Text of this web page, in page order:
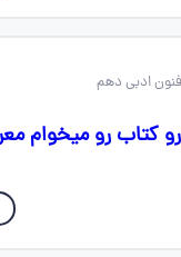
کتاب رو میخوام